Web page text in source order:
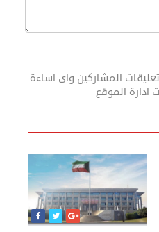
المشاركين واى اساءة
ادارة الموقع